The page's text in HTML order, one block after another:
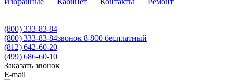
(800) 333-83-84
(800) 333-83-84звонок 8-800 бесплатный
(812) 642-60-20
(499) 686-60-10
Заказать звонок
E-mail